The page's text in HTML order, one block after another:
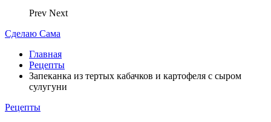
Prev Next
Сделаю Сама
Главная
Рецепты
Запеканка из тертых кабачков и картофеля с сыром
сулугуни
Рецепты